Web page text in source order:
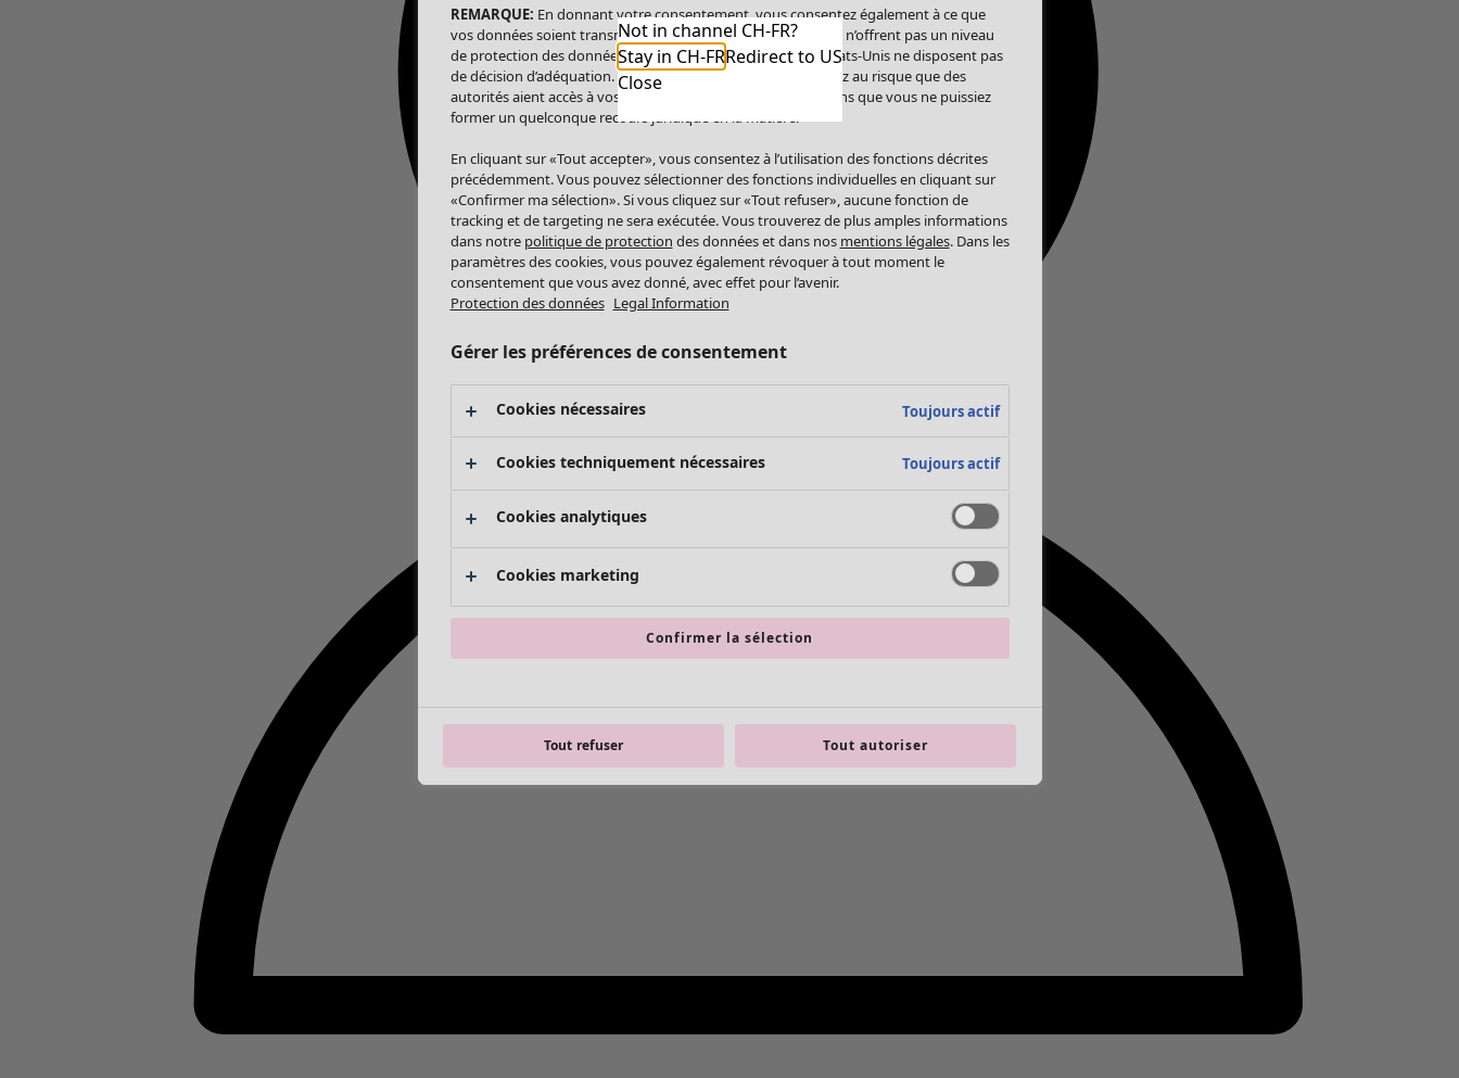
Not in channel CH-FR?
Stay in CH-FRRedirect to US
Close
REMARQUE: En donnant votre consentement, vous consentez également à ce que
vos données soient transmises aux États-Unis. Les États-Unis n’offrent pas un niveau
de protection des données comparable à celui de l’UE. Les États-Unis ne disposent pas
de décision d’adéquation. Par conséquent, vous vous exposez au risque que des
autorités aient accès à vos données à caractère personnel sans que vous ne puissiez
former un quelconque recours juridique en la matière.
En cliquant sur «Tout accepter», vous consentez à l’utilisation des fonctions décrites
précédemment. Vous pouvez sélectionner des fonctions individuelles en cliquant sur
«Confirmer ma sélection». Si vous cliquez sur «Tout refuser», aucune fonction de
tracking et de targeting ne sera exécutée. Vous trouverez de plus amples informations
dans notre politique de protection des données et dans nos mentions légales. Dans les
paramètres des cookies, vous pouvez également révoquer à tout moment le
consentement que vous avez donné, avec effet pour l’avenir.
Protection des données Legal Information
Gérer les préférences de consentement
Cookies nécessaires Toujours actif
Cookies techniquement nécessaires Toujours actif
Cookies analytiques
Cookies marketing
Confirmer la sélection
Tout refuser Tout autoriser